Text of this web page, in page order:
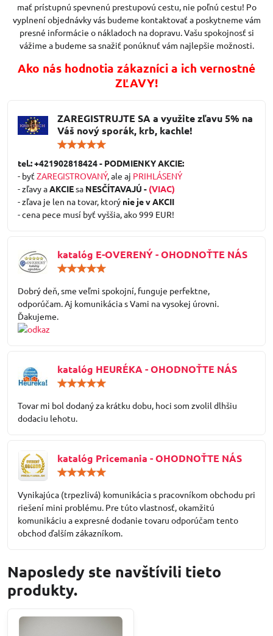
mať prístupnú spevnenú prestupovú cestu, nie poľnú cestu! Po
vyplnení objednávky vás budeme kontaktovať a poskytneme vám
presné informácie o nákladoch na dopravu. Vašu spokojnosť si
vážime a budeme sa snažiť ponúknuť vám najlepšie možnosti.
Ako nás hodnotia zákazníci a ich vernostné
ZĽAVY!
ZAREGISTRUJTE SA a využite zľavu 5% na
Váš nový sporák, krb, kachle!
/
5
tel.: +421902818424 - PODMIENKY AKCIE:
- byť ZAREGISTROVANÝ, ale aj PRIHLÁSENÝ
- zľavy aAKCIEsa NESČÍTAVAJÚ - (VIAC)
- zľava je len na tovar, ktorý nie je v AKCII
- cena pece musí byť vyššia, ako 999 EUR!
katalóg E-OVERENÝ - OHODNOŤTE NÁS
5
Dobrý deň, sme veľmi spokojní, funguje perfektne,
odporúčam. Aj komunikácia s Vami na vysokej úrovni.
Ďakujeme.
katalóg HEURÉKA - OHODNOŤTE NÁS
5
Tovar mi bol dodaný za krátku dobu, hoci som zvolil dlhšiu
dodaciu lehotu.
katalóg Pricemania - OHODNOŤTE NÁS
5
Vynikajúca (trpezlivá) komunikácia s pracovníkom obchodu pri
riešení mini problému. Pre túto vlastnosť, okamžitú
komunikáciu a expresné dodanie tovaru odporúčam tento
obchod ďalším zákazníkom.
Naposledy ste navštívili tieto
produkty.